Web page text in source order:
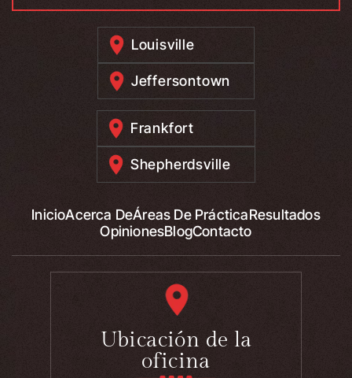
Louisville
Jeffersontown
Frankfort
Shepherdsville
InicioAcerca DeÁreas De PrácticaResultados
OpinionesBlogContacto
Ubicación de la
oficina